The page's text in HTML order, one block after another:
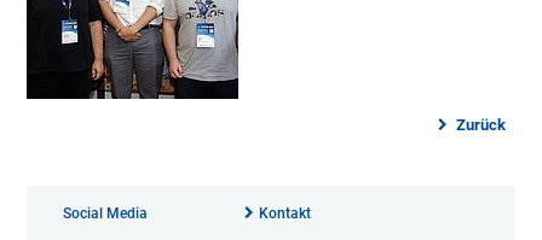
Zurück
Social Media Kontakt